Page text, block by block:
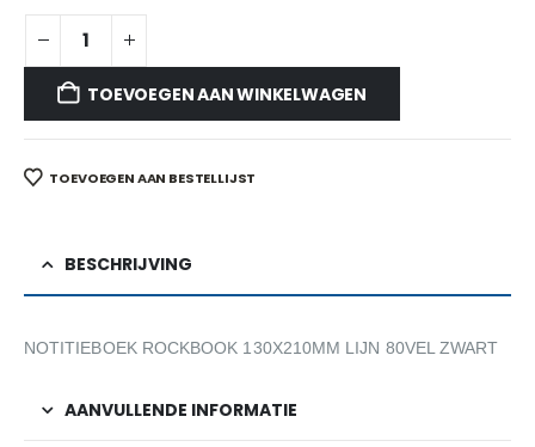
TOEVOEGEN AAN WINKELWAGEN
TOEVOEGEN AAN BESTELLIJST
BESCHRIJVING
NOTITIEBOEK ROCKBOOK 130X210MM LIJN 80VEL ZWART
AANVULLENDE INFORMATIE